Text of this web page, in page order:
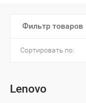
Фильтр товаров
Сортировать по:
Lenovo